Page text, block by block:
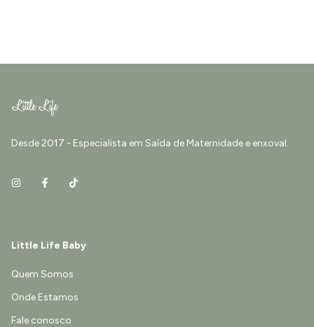
Desde 2017 - Especialista em Saída de Maternidade e enxoval.
Little Life Baby
Quem Somos
Onde Estamos
Fale conosco